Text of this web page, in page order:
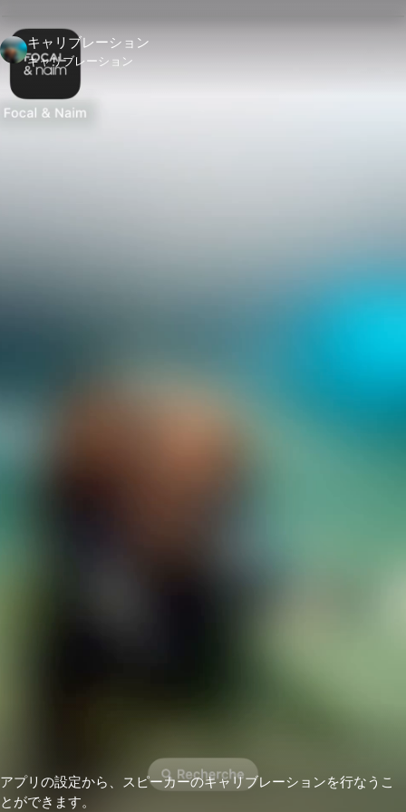
キャリブレーション
キャリブレーション
アプリの設定から、スピーカーのキャリブレーションを行なうこ
とができます。